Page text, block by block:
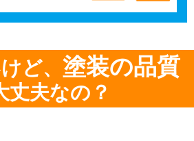
ど、 塗装の品質
丈夫なの？